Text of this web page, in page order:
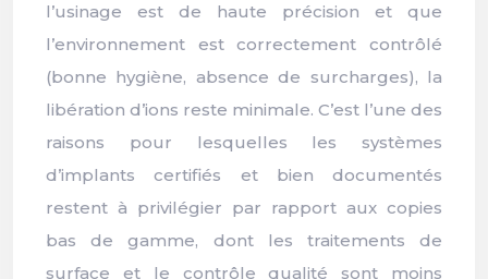
l’usinage est de haute précision et que
l’environnement est correctement contrôlé
(bonne hygiène, absence de surcharges), la
libération d’ions reste minimale. C’est l’une des
raisons pour lesquelles les systèmes
d’implants certifiés et bien documentés
restent à privilégier par rapport aux copies
bas de gamme, dont les traitements de
surface et le contrôle qualité sont moins